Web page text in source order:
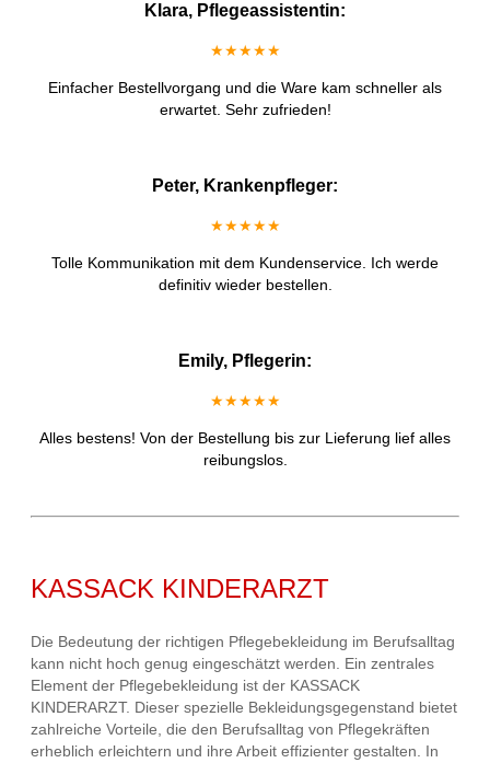
Klara, Pflegeassistentin:
★★★★★
Einfacher Bestellvorgang und die Ware kam schneller als
erwartet. Sehr zufrieden!
Peter, Krankenpfleger:
★★★★★
Tolle Kommunikation mit dem Kundenservice. Ich werde
definitiv wieder bestellen.
Emily, Pflegerin:
★★★★★
Alles bestens! Von der Bestellung bis zur Lieferung lief alles
reibungslos.
KASSACK KINDERARZT
Die Bedeutung der richtigen Pflegebekleidung im Berufsalltag
kann nicht hoch genug eingeschätzt werden. Ein zentrales
Element der Pflegebekleidung ist der KASSACK
KINDERARZT. Dieser spezielle Bekleidungsgegenstand bietet
zahlreiche Vorteile, die den Berufsalltag von Pflegekräften
erheblich erleichtern und ihre Arbeit effizienter gestalten. In